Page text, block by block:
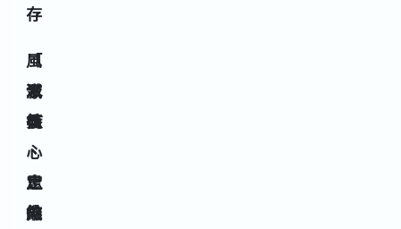
存
風
水
核
心
思
維
「
減
衝
、
止
煞
「
聚
氣
、
定
向